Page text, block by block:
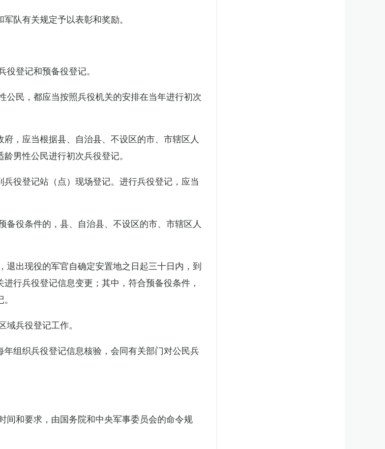
队有关规定予以表彰和奖励。
登记和预备役登记。
民，都应当按照兵役机关的安排在当年进行初次
，应当根据县、自治县、不设区的市、市辖区人
男性公民进行初次兵役登记。
役登记站（点）现场登记。进行兵役登记，应当
役条件的，县、自治县、不设区的市、市辖区人
出现役的军官自确定安置地之日起三十日内，到
行兵役登记信息变更；其中，符合预备役条件，
兵役登记工作。
组织兵役登记信息核验，会同有关部门对公民兵
间和要求，由国务院和中央军事委员会的命令规